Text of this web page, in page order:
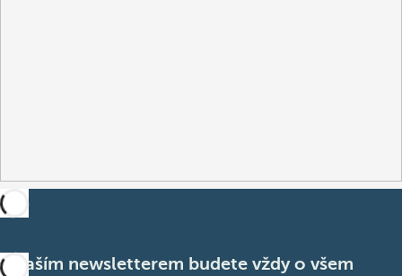
S naším newsletterem budete vždy o všem